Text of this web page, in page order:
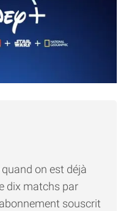
on est déjà
dix matchs par
souscrit